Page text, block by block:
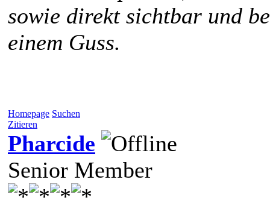
sowie direkt sichtbar und
einem Guss.
Homepage Suchen
Zitieren
Pharcide
Senior Member